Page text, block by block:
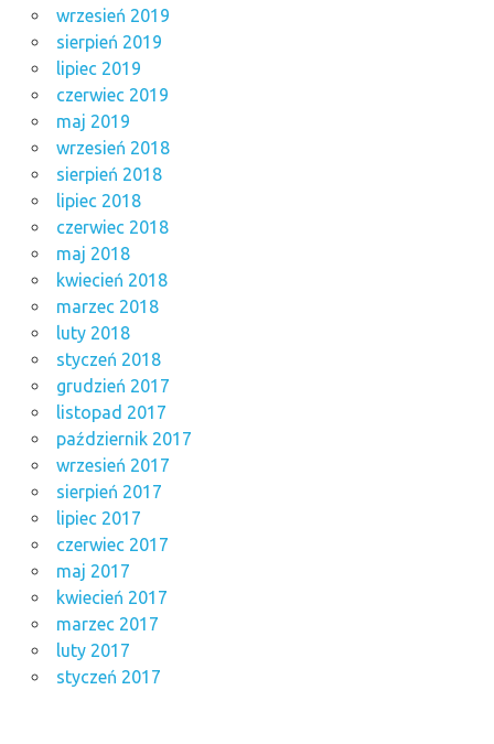
wrzesień 2019
sierpień 2019
lipiec 2019
czerwiec 2019
maj 2019
wrzesień 2018
sierpień 2018
lipiec 2018
czerwiec 2018
maj 2018
kwiecień 2018
marzec 2018
luty 2018
styczeń 2018
grudzień 2017
listopad 2017
październik 2017
wrzesień 2017
sierpień 2017
lipiec 2017
czerwiec 2017
maj 2017
kwiecień 2017
marzec 2017
luty 2017
styczeń 2017